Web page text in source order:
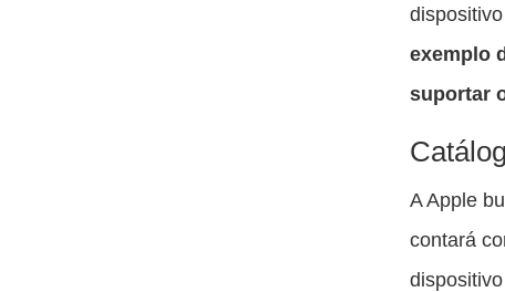
exemplo
suportar
A Apple
contará